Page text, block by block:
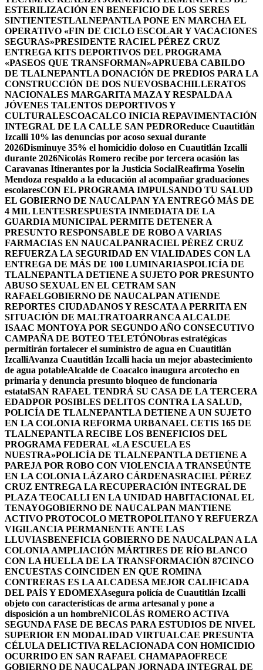
ESTERILIZACIÓN EN BENEFICIO DE LOS SERES
SINTIENTESTLALNEPANTLA PONE EN MARCHA EL
OPERATIVO «FIN DE CICLO ESCOLAR Y VACACIONES
SEGURAS»PRESIDENTE RACIEL PÉREZ CRUZ
ENTREGA KITS DEPORTIVOS DEL PROGRAMA
«PASEOS QUE TRANSFORMAN»APRUEBA CABILDO
DE TLALNEPANTLA DONACIÓN DE PREDIOS PARA LA
CONSTRUCCIÓN DE DOS NUEVOSBACHILLERATOS
NACIONALES MARGARITA MAZA Y RESPALDA A
JÓVENES TALENTOS DEPORTIVOS Y
CULTURALESCOACALCO INICIA REPAVIMENTACIÓN
INTEGRAL DE LA CALLE SAN PEDROReduce Cuautitlán
Izcalli 10% las denuncias por acoso sexual durante
2026Disminuye 35% el homicidio doloso en Cuautitlán Izcalli
durante 2026Nicolás Romero recibe por tercera ocasión las
Caravanas Itinerantes por la Justicia SocialReafirma Yoselin
Mendoza respaldo a la educación al acompañar graduaciones
escolaresCON EL PROGRAMA IMPULSANDO TU SALUD
EL GOBIERNO DE NAUCALPAN YA ENTREGÓ MÁS DE
4 MIL LENTESRESPUESTA INMEDIATA DE LA
GUARDIA MUNICIPAL PERMITE DETENER A
PRESUNTO RESPONSABLE DE ROBO A VARIAS
FARMACIAS EN NAUCALPANRACIEL PÉREZ CRUZ
REFUERZA LA SEGURIDAD EN VIALIDADES CON LA
ENTREGA DE MÁS DE 100 LUMINARIASPOLICÍA DE
TLALNEPANTLA DETIENE A SUJETO POR PRESUNTO
ABUSO SEXUAL EN EL CETRAM SAN
RAFAELGOBIERNO DE NAUCALPAN ATIENDE
REPORTES CIUDADANOS Y RESCATA A PERRITA EN
SITUACIÓN DE MALTRATOARRANCA ALCALDE
ISAAC MONTOYA POR SEGUNDO AÑO CONSECUTIVO
CAMPAÑA DE BOTEO TELETÓNObras estratégicas
permitirán fortalecer el suministro de agua en Cuautitlán
IzcalliAvanza Cuautitlán Izcalli hacia un mejor abastecimiento
de agua potableAlcalde de Coacalco inaugura arcotecho en
primaria y denuncia presunto bloqueo de funcionaria
estatalSAN RAFAEL TENDRÁ SU CASA DE LA TERCERA
EDADPOR POSIBLES DELITOS CONTRA LA SALUD,
POLICÍA DE TLALNEPANTLA DETIENE A UN SUJETO
EN LA COLONIA REFORMA URBANAEL CETIS 165 DE
TLALNEPANTLA RECIBE LOS BENEFICIOS DEL
PROGRAMA FEDERAL «LA ESCUELA ES
NUESTRA»POLICÍA DE TLALNEPANTLA DETIENE A
PAREJA POR ROBO CON VIOLENCIA A TRANSEÚNTE
EN LA COLONIA LÁZARO CÁRDENASRACIEL PÉREZ
CRUZ ENTREGA LA RECUPERACIÓN INTEGRAL DE
PLAZA TEOCALLI EN LA UNIDAD HABITACIONAL EL
TENAYOGOBIERNO DE NAUCALPAN MANTIENE
ACTIVO PROTOCOLO METROPOLITANO Y REFUERZA
VIGILANCIA PERMANENTE ANTE LAS
LLUVIASBENEFICIA GOBIERNO DE NAUCALPAN A LA
COLONIA AMPLIACIÓN MÁRTIRES DE RÍO BLANCO
CON LA HUELLA DE LA TRANSFORMACIÓN 87CINCO
ENCUESTAS COINCIDEN EN QUE ROMINA
CONTRERAS ES LA ALCADESA MEJOR CALIFICADA
DEL PAÍS Y EDOMEXAsegura policía de Cuautitlán Izcalli
objeto con características de arma artesanal y pone a
disposición a un hombreNICOLÁS ROMERO ACTIVA
SEGUNDA FASE DE BECAS PARA ESTUDIOS DE NIVEL
SUPERIOR EN MODALIDAD VIRTUALCAE PRESUNTA
CÉLULA DELICTIVA RELACIONADA CON HOMICIDIO
OCURRIDO EN SAN RAFAEL CHAMAPAOFRECE
GOBIERNO DE NAUCALPAN JORNADA INTEGRAL DE